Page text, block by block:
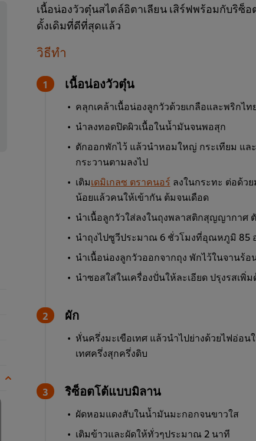
เนื้อน่องวัวตุ๋นสไตล์อิตาเลียน เสิร์ฟพร้อมกับริซ็
ดั้งเดิมที่ดีที่สุดแล้ว
วิธีทำ
เนื้อน่องวัวตุ๋น
คลุกเคล้าเนื้อน่องลูกวัวด้วยเกลือและพริกไท
นำลงทอดปิดผิวเนื้อในน้ำมันจนพอสุก
ตักออกพักไว้ แล้วนำหอมใหญ่ กระเทียม แล
กระวานตามลงไป
เติมเดมิเกลซ ตราคนอร์ ลงในกระทะ ต่อด้ว
น้อยแล้วคนให้เข้ากัน ต้มจนเดือด
นำเนื้อลูกวัวใส่ลงในถุงพลาสติกสุญญากาศ
นำถุงไปซูวีประมาณ 6 ชั่วโมงที่อุณหภูมิ 85
นำเนื้อน่องลูกวัวออกจากถุง พักไว้ในจานร้อ
นำซอสใส่ในเครื่องปั่นให้ละเอียด ปรุงรสเพิ่
ผัก
หั่นครึ่งมะเขือเทศ แล้วนำไปย่างด้วยไฟอ่อน
เทศครึ่งสุกครึ่งดิบ
ริซ็อตโต้แบบมิลาน
ผัดหอมแดงสับในน้ำมันมะกอกจนขาวใส
เติมข้าวและผัดให้ทั่วๆประมาณ 2 นาที